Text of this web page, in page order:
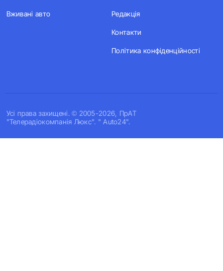
Усi права захищенi. © 2005-2026, ПрАТ
"Телерадіокомпанія Люкс". " Auto24".
Вживані авто Редакція
Контакти
Політика конфіденційності